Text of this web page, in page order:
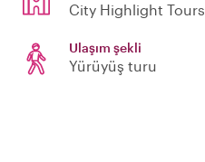
City Highlight Tours
Ulaşım şekli
Yürüyüş turu